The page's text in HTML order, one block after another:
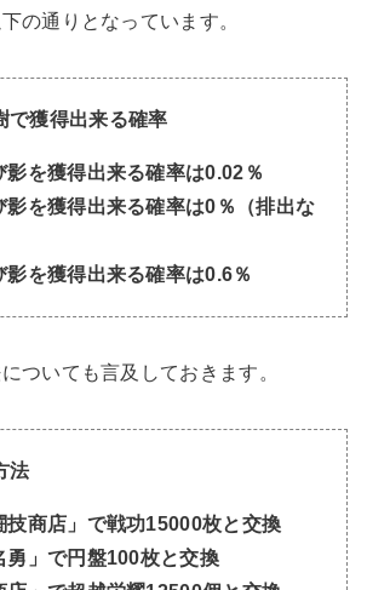
の通りとなっています。
で獲得出来る確率
影を獲得出来る確率は0.02％
影を獲得出来る確率は0％（排出な
影を獲得出来る確率は0.6％
ついても言及しておきます。
法
技商店」で戦功15000枚と交換
勇」で円盤100枚と交換